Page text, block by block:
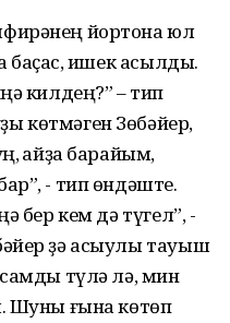
йортона юл
баҫҡас, ишек асылды.
килдең?” – тип
көтмәген Зөбәйер,
ҡайҙа барайым,
- тип өндәште.
бер кем дә түгел”, -
ҙә асыулы тауыш
түлә лә, мин
Шуны ғына көтөп